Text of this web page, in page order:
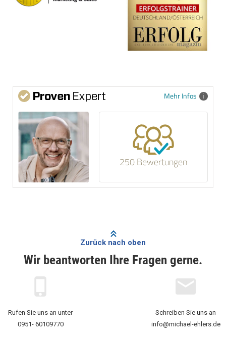
Mehr Infos
250 Bewertungen
Wir beantworten Ihre Fragen gerne.
Zurück nach oben
Rufen Sie uns an unter
0951- 60109770
Schreiben Sie uns an
info@michael-ehlers.de